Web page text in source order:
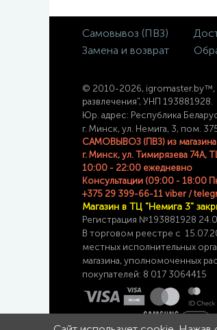
Самовывоз (ПВЗ)
Замена и возврат
© 2010-2026, igromaster.
развлечения", УНП 193881928.
Юр. адрес: Республика
г. Минск, ул. Немига, 3, пом.
САМОВЫВОЗ (ПВЗ) из магазина
г. Минск, ул. Тимирязева 74A,
10:00 - 22:00 ежедневно
Консультации (09:00 - 18:00
+375 29 399-66-11 viber /
Магазин в ТЦ "Немига 3"
Регистрация №193881928 24
В торговом реестре с
местных исполнительных
магазина,уполномоченных
покупателей: 8 017 3064415